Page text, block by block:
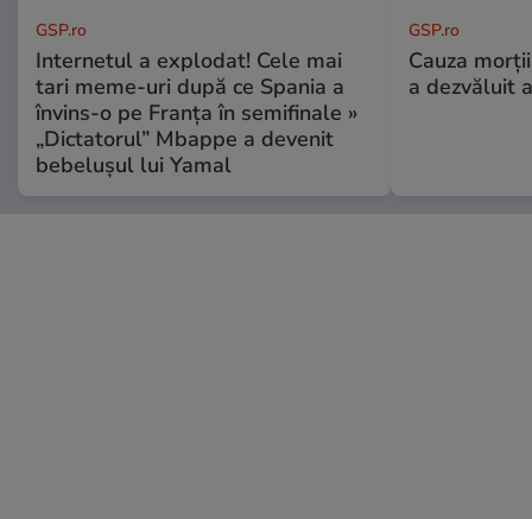
GSP.ro
Internetul a explodat! Cele mai
tari meme-uri după ce Spania a
învins-o pe Franța în semifinale »
„Dictatorul” Mbappe a devenit
bebelușul lui Yamal
GSP.ro
Cauza
a dezvăluit